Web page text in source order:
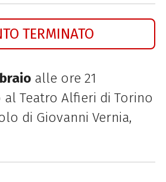
TERMINATO
alle ore 21
Teatro Alfieri di Torino
di Giovanni Vernia,